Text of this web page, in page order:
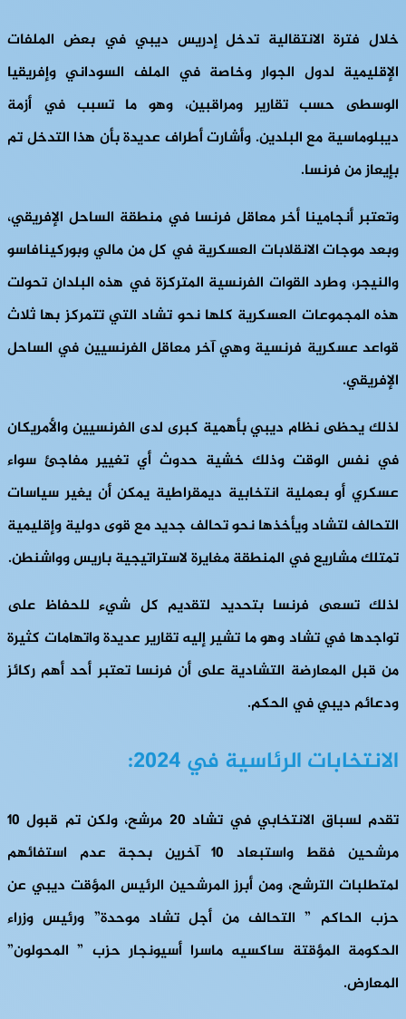
خلال فترة الانتقالية تدخل إدريس ديبي في بعض الملفات
الإقليمية لدول الجوار وخاصة في الملف السوداني وإفريقيا
الوسطى حسب تقارير ومراقبين، وهو ما تسبب في أزمة
ديبلوماسية مع البلدين. وأشارت أطراف عديدة بأن هذا التدخل تم
بإيعاز من فرنسا.
وتعتبر أنجامينا أخر معاقل فرنسا في منطقة الساحل الإفريقي،
وبعد موجات الانقلابات العسكرية في كل من مالي وبوركينافاسو
والنيجر، وطرد القوات الفرنسية المتركزة في هذه البلدان تحولت
هذه المجموعات العسكرية كلها نحو تشاد التي تتمركز بها ثلاث
قواعد عسكرية فرنسية وهي آخر معاقل الفرنسيين في الساحل
الإفريقي.
لذلك يحظى نظام ديبي بأهمية كبرى لدى الفرنسيين والأمريكان
في نفس الوقت وذلك خشية حدوث أي تغيير مفاجئ سواء
عسكري أو بعملية انتخابية ديمقراطية يمكن أن يغير سياسات
التحالف لتشاد ويأخذها نحو تحالف جديد مع قوى دولية وإقليمية
تمتلك مشاريع في المنطقة مغايرة لاستراتيجية باريس وواشنطن.
لذلك تسعى فرنسا بتحديد لتقديم كل شيء للحفاظ على
تواجدها في تشاد وهو ما تشير إليه تقارير عديدة واتهامات كثيرة
من قبل المعارضة التشادية على أن فرنسا تعتبر أحد أهم ركائز
ودعائم ديبي في الحكم.
الانتخابات الرئاسية في 2024:
تقدم لسباق الانتخابي في تشاد 20 مرشح، ولكن تم قبول 10
مرشحين فقط واستبعاد 10 آخرين بحجة عدم استفائهم
لمتطلبات الترشح، ومن أبرز المرشحين الرئيس المؤقت ديبي عن
حزب الحاكم ” التحالف من أجل تشاد موحدة” ورئيس وزراء
الحكومة المؤقتة ساكسيه ماسرا أسيونجار حزب ” المحولون”
المعارض.